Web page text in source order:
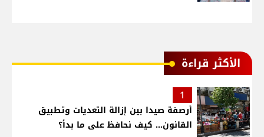
الأكثر قراءة
1
أرصفة صيدا بين إزالة التعديات وتطبيق
القانون... كيف نحافظ على ما بدأ؟